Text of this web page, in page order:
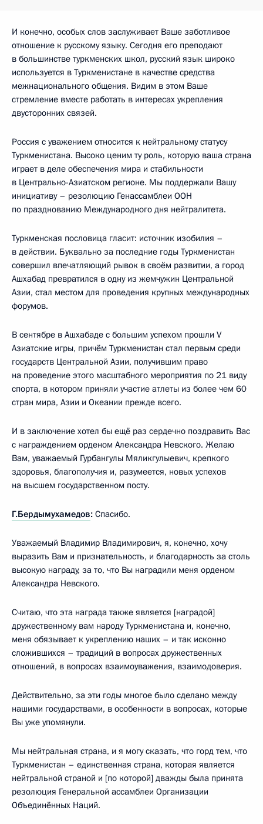
И конечно, особых слов заслуживает Ваше заботливое
отношение к русскому языку. Сегодня его преподают
в большинстве туркменских школ, русский язык широко
используется в Туркменистане в качестве средства
межнационального общения. Видим в этом Ваше
стремление вместе работать в интересах укрепления
двусторонних связей.
Россия с уважением относится к нейтральному статусу
Туркменистана. Высоко ценим ту роль, которую ваша страна
играет в деле обеспечения мира и стабильности
в Центрально-Азиатском регионе. Мы поддержали Вашу
инициативу – резолюцию Генассамблеи ООН
по празднованию Международного дня нейтралитета.
Туркменская пословица гласит: источник изобилия –
в действии. Буквально за последние годы Туркменистан
совершил впечатляющий рывок в своём развитии, а город
Ашхабад превратился в одну из жемчужин Центральной
Азии, стал местом для проведения крупных международных
форумов.
В сентябре в Ашхабаде с большим успехом прошли V
Азиатские игры, причём Туркменистан стал первым среди
государств Центральной Азии, получившим право
на проведение этого масштабного мероприятия по 21 виду
спорта, в котором приняли участие атлеты из более чем 60
стран мира, Азии и Океании прежде всего.
И в заключение хотел бы ещё раз сердечно поздравить Вас
с награждением орденом Александра Невского. Желаю
Вам, уважаемый Гурбангулы Мяликгулыевич, крепкого
здоровья, благополучия и, разумеется, новых успехов
на высшем государственном посту.
Г.Бердымухамедов: Спасибо.
Уважаемый Владимир Владимирович, я, конечно, хочу
выразить Вам и признательность, и благодарность за столь
высокую награду, за то, что Вы наградили меня орденом
Александра Невского.
Считаю, что эта награда также является [наградой]
дружественному вам народу Туркменистана и, конечно,
меня обязывает к укреплению наших – и так исконно
сложившихся – традиций в вопросах дружественных
отношений, в вопросах взаимоуважения, взаимодоверия.
Действительно, за эти годы многое было сделано между
нашими государствами, в особенности в вопросах, которые
Вы уже упомянули.
Мы нейтральная страна, и я могу сказать, что горд тем, что
Туркменистан – единственная страна, которая является
нейтральной страной и [по которой] дважды была принята
резолюция Генеральной ассамблеи Организации
Объединённых Наций.